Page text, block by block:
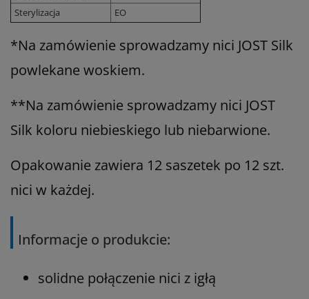
Sterylizacja
EO
*Na zamówienie sprowadzamy nici JOST Silk
powlekane woskiem.
**Na zamówienie sprowadzamy nici JOST
Silk koloru niebieskiego lub niebarwione.
Opakowanie zawiera 12 saszetek po 12 szt.
nici w każdej.
Informacje o produkcie:
solidne połączenie nici z igłą